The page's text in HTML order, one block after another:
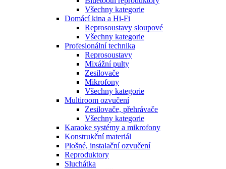
Všechny kategorie
Domácí kina a Hi-Fi
Reprosoustavy sloupové
Všechny kategorie
Profesionální technika
Reprosoustavy
Mixážní pulty
Zesilovače
Mikrofony
Všechny kategorie
Multiroom ozvučení
Zesilovače, přehrávače
Všechny kategorie
Karaoke systémy a mikrofony
Konstrukční materiál
Plošné, instalační ozvučení
Reproduktory
Sluchátka